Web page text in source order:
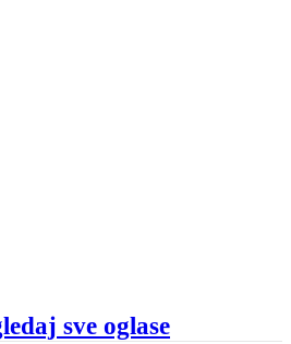
sve oglase